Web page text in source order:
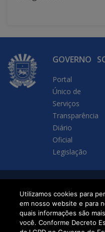
GOVERNO
Portal
Único de
Serviços
Transparência
Diário
Oficial
Legislação
SETDIG | Secretaria-
Executiva de
Transformação Digital
Utilizamos cookies para
em nosso website e para
quais informações são
você. Conforme Decreto